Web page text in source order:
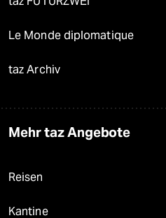
Le Monde diplomatique
taz Archiv
Mehr taz Angebote
Reisen
Kantine